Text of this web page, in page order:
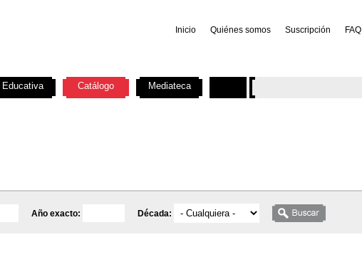
Inicio Quiénes somos Suscripción FAQ
Año exacto: Década:
Educativa Catálogo Mediateca